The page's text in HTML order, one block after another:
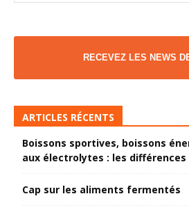
RECEVEZ LES NEWS
ARTICLES RÉCENTS
Boissons sportives, boissons
aux électrolytes : les différences
Cap sur les aliments fermentés